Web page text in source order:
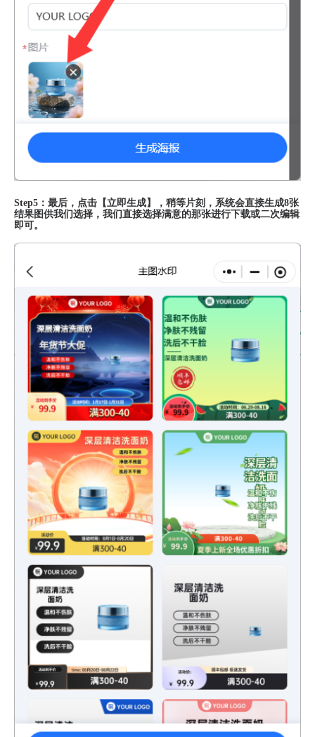
Step5：最后，点击【立即生成】，稍等片刻，系统会直接生成8张
结果图供我们选择，我们直接选择满意的那张进行下载或二次编辑
即可。